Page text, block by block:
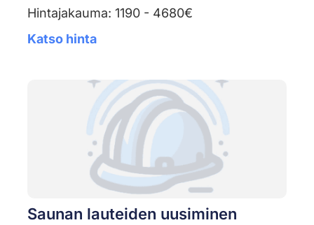
Hintajakauma: 1190 - 4680€
Katso hinta
Saunan lauteiden uusiminen